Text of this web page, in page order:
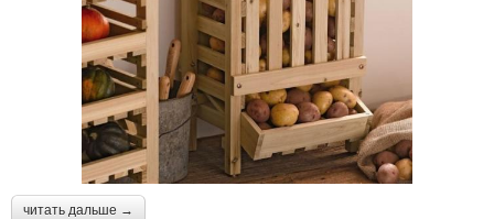
читать дальше →